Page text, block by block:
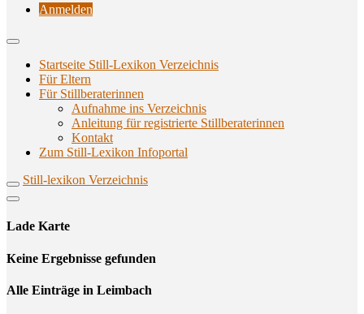
Anmelden
Startseite Still-Lexikon Verzeichnis
Für Eltern
Für Stillberaterinnen
Aufnahme ins Verzeichnis
Anlei­tung für regis­trier­te Stillberaterinnen
Kon­takt
Zum Still-Lexikon Infoportal
Still-lexikon Verzeichnis
Lade Karte
Кeine Ergebnisse gefunden
Alle Einträge in Leimbach